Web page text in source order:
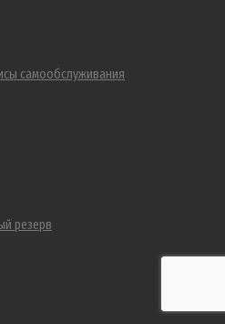
самообслуживания
резерв